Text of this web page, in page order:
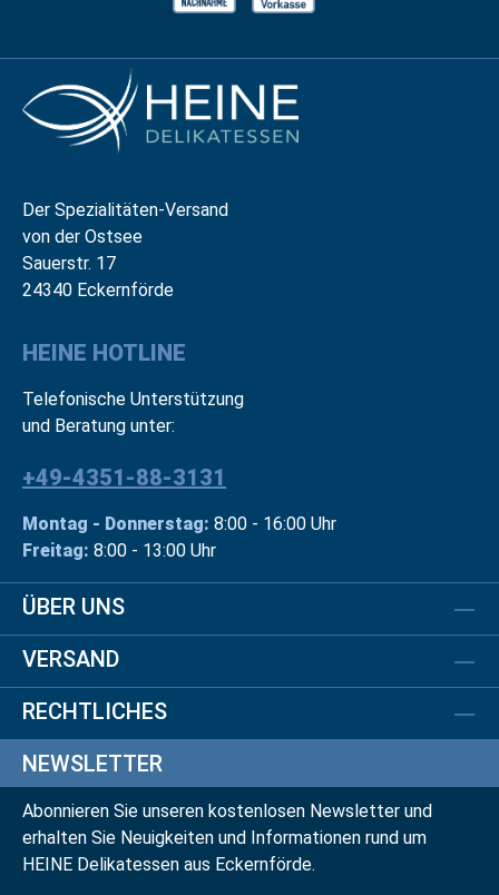
Der Spezialitäten-Versand
von der Ostsee
Sauerstr. 17
24340 Eckernförde
HEINE HOTLINE
Telefonische Unterstützung
und Beratung unter:
+49-4351-88-3131
Montag - Donnerstag: 8:00 - 16:00 Uhr
Freitag: 8:00 - 13:00 Uhr
ÜBER UNS
VERSAND
RECHTLICHES
NEWSLETTER
Abonnieren Sie unseren kostenlosen Newsletter und
erhalten Sie Neuigkeiten und Informationen rund um
HEINE Delikatessen aus Eckernförde.